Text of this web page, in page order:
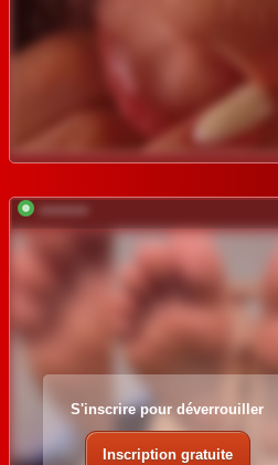
S'inscrire pour déverrouiller
Inscription gratuite